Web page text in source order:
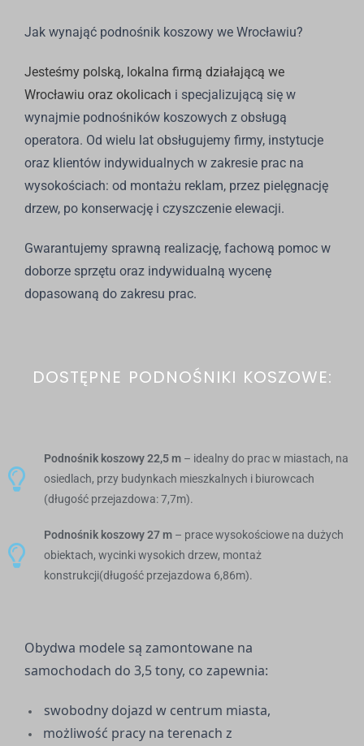
Jak wynająć podnośnik koszowy we Wrocławiu?
Jesteśmy polską, lokalna firmą działającą we
Wrocławiu oraz okolicach i specjalizującą się w
wynajmie podnośników koszowych z obsługą
operatora. Od wielu lat obsługujemy firmy, instytucje
oraz klientów indywidualnych w zakresie prac na
wysokościach: od montażu reklam, przez pielęgnację
drzew, po konserwację i czyszczenie elewacji.
Gwarantujemy sprawną realizację, fachową pomoc w
doborze sprzętu oraz indywidualną wycenę
dopasowaną do zakresu prac.
DOSTĘPNE PODNOŚNIKI KOSZOWE:
Podnośnik koszowy 22,5 m– idealny do prac w miastach, na
osiedlach, przy budynkach mieszkalnych i biurowcach
(długość przejazdowa: 7,7m).
Podnośnik koszowy 27 m– prace wysokościowe na dużych
obiektach, wycinki wysokich drzew, montaż
konstrukcji(długość przejazdowa 6,86m).
Obydwa modele są zamontowane na
samochodach do 3,5 tony, co zapewnia:
swobodny dojazd w centrum miasta,
możliwość pracy na terenach z